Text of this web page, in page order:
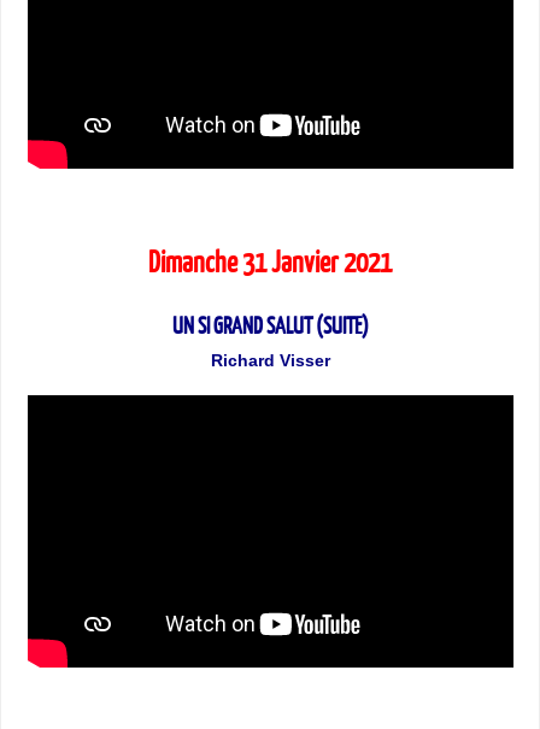
Dimanche 31 Janvier 2021
UN SI GRAND SALUT (SUITE)
Richard Visser